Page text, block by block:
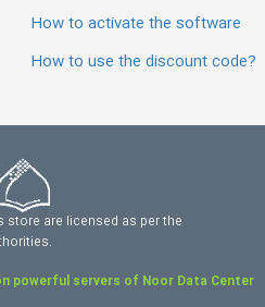
How to activate the software
How to use the discount code?
are licensed as per the
powerful servers of Noor Data Center